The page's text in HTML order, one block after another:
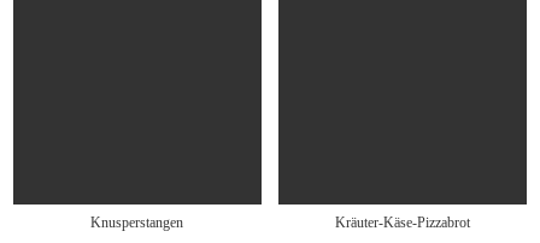
Knusperstangen Kräuter-Käse-Pizzabrot